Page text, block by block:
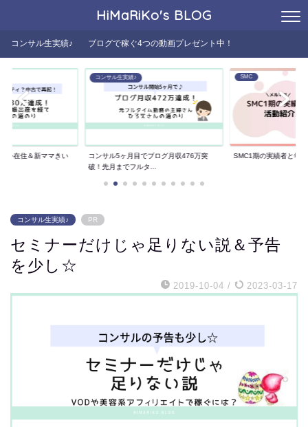
HiMaRiKo's BLOG
コンサル生実績♪ ブログで稼ぐ4つの動画プレゼント中！
外在住＆新ママきい
コンサル生実績♪
コンサル5ヶ月目でブログ月収476万突
破！先月までフルタ...
SMC
SMC1期の実績者と年
コンサル生実績♪ PR
セミナーだけじゃ足りない説＆予告
を少し☆
2019-10-04 / 2023-03-17